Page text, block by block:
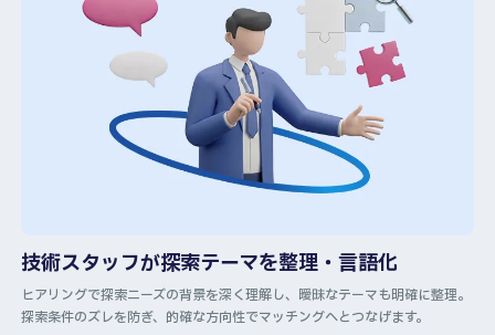
技術スタッフが探索テーマを整理・言語化
ヒアリングで探索ニーズの背景を深く理解し、曖昧なテーマも明確に整理。
探索条件のズレを防ぎ、的確な方向性でマッチングへとつなげます。